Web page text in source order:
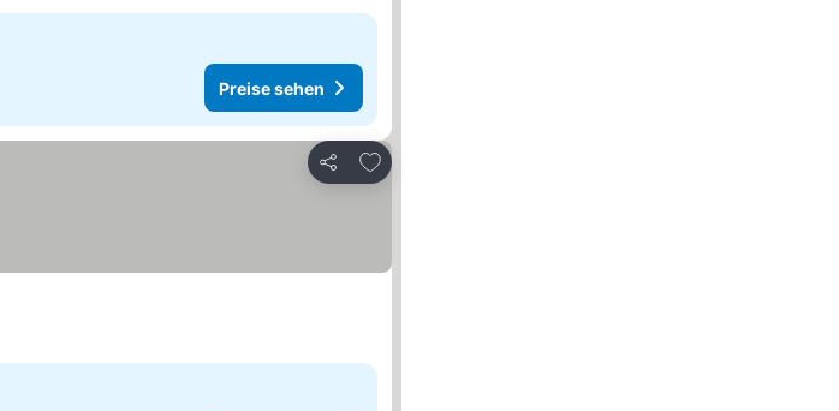
Preise sehen
Teilen
Zu Favoriten hinzufügen